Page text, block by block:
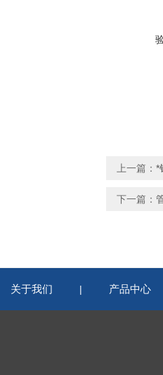
上一篇： *
下一篇：
关于我们 | 产品中心